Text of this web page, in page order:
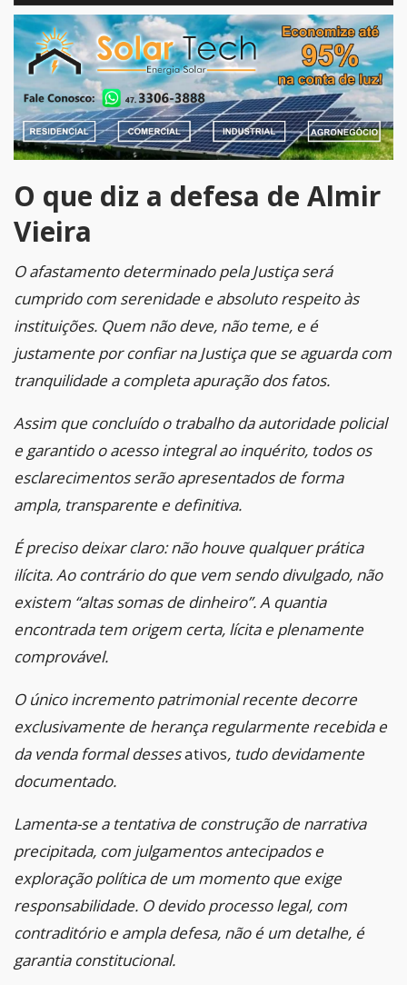
O que diz a defesa de Almir
Vieira
O afastamento determinado pela Justiça será
cumprido com serenidade e absoluto respeito às
instituições. Quem não deve, não teme, e é
justamente por confiar na Justiça que se aguarda com
tranquilidade a completa apuração dos fatos.
Assim que concluído o trabalho da autoridade policial
e garantido o acesso integral ao inquérito, todos os
esclarecimentos serão apresentados de forma
ampla, transparente e definitiva.
É preciso deixar claro: não houve qualquer prática
ilícita. Ao contrário do que vem sendo divulgado, não
existem “altas somas de dinheiro”. A quantia
encontrada tem origem certa, lícita e plenamente
comprovável.
O único incremento patrimonial recente decorre
exclusivamente de herança regularmente recebida e
da venda formal dessesativos, tudo devidamente
documentado.
Lamenta-se a tentativa de construção de narrativa
precipitada, com julgamentos antecipados e
exploração política de um momento que exige
responsabilidade. O devido processo legal, com
contraditório e ampla defesa, não é um detalhe, é
garantia constitucional.